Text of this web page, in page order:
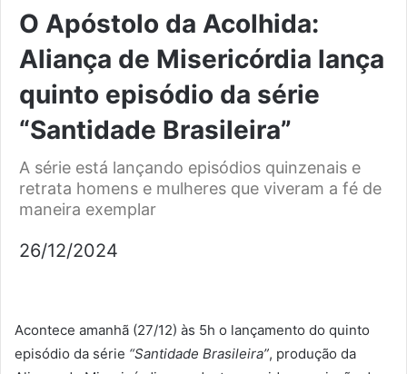
O Apóstolo da Acolhida:
Aliança de Misericórdia lança
quinto episódio da série
“Santidade Brasileira”
A série está lançando episódios quinzenais e
retrata homens e mulheres que viveram a fé de
maneira exemplar
26/12/2024
Acontece amanhã (27/12) às 5h o lançamento do quinto
episódio da série “Santidade Brasileira”, produção da